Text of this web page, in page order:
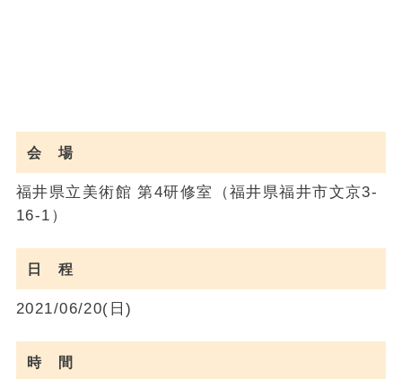
会 場
福井県立美術館 第4研修室（福井県福井市文京3-
16-1）
日 程
2021/06/20(日)
時 間